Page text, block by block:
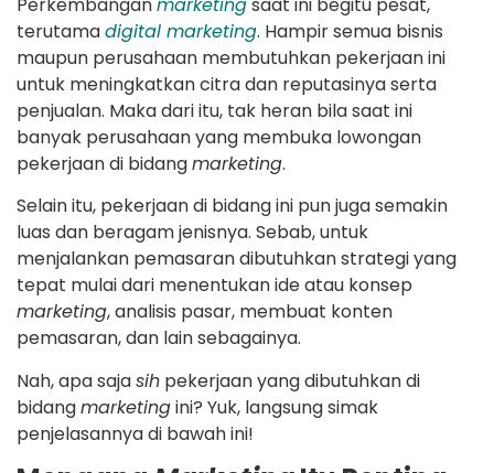
terutamadigital marketing. Hampir semua bisnis
maupun perusahaan membutuhkan pekerjaan ini
untuk meningkatkan citra dan reputasinya serta
penjualan. Maka dari itu, tak heran bila saat ini
banyak perusahaan yang membuka lowongan
pekerjaan di bidangmarketing.
Selain itu, pekerjaan di bidang ini pun juga semakin
luas dan beragam jenisnya. Sebab, untuk
menjalankan pemasaran dibutuhkan strategi yang
tepat mulai dari menentukan ide atau konsep
marketing, analisis pasar, membuat konten
pemasaran, dan lain sebagainya.
Nah, apa sajasih pekerjaan yang dibutuhkan di
bidangmarketingini? Yuk, langsung simak
penjelasannya di bawah ini!